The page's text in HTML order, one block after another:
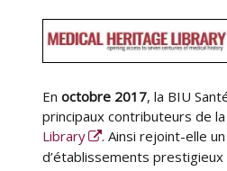
Enoctobre 2017, la BIU
principaux contributeurs de la
Library
. Ainsi rejoint-elle
d’établissements